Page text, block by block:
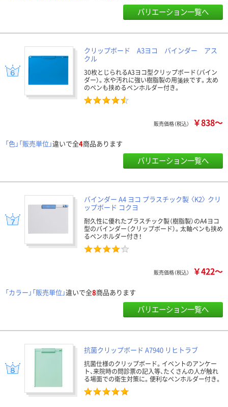
バリエーション一覧へ
クリップボード A3ヨコ バインダー アス
クル
30枚とじられるA3ヨコ型クリップボード（バイン
ダー）。水や汚れに強い樹脂製の用箋鋏です。太め
のペンも挟めるペンホルダー付き。
販売価格（税込） ￥838～
「色」「販売単位」違いで全4商品あります
バリエーション一覧へ
バインダー A4 ヨコ プラスチック製 〈K2〉 クリ
ップボード コクヨ
耐久性に優れたプラスチック製（樹脂製）のA4ヨコ
型のバインダー（クリップボード）。太軸ペンも挟め
るペンホルダー付き！
販売価格（税込） ￥422～
「カラー」「販売単位」違いで全8商品あります
バリエーション一覧へ
抗菌クリップボード A7940 リヒトラブ
抗菌仕様のクリップボード。イベントのアンケー
ト、来院時の問診票の記入等、たくさんの人が触れ
る場面での衛生対策に。便利なペンホルダー付き。